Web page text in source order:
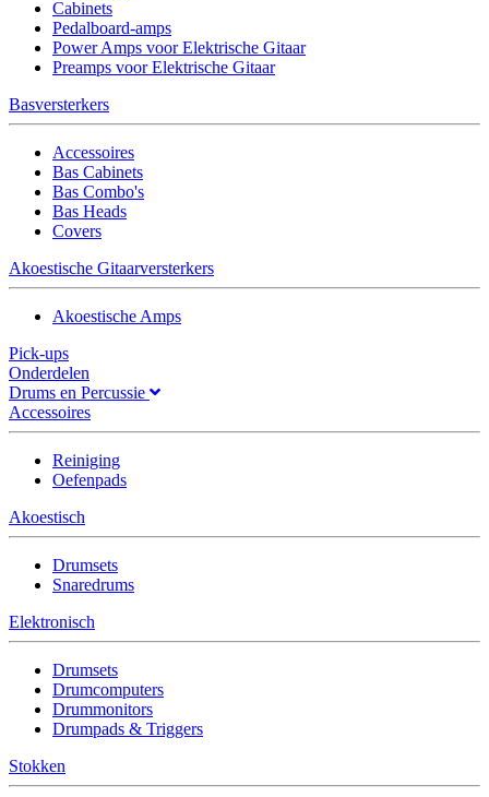
Cabinets
Pedalboard-amps
Power Amps voor Elektrische Gitaar
Preamps voor Elektrische Gitaar
Basversterkers
Accessoires
Bas Cabinets
Bas Combo's
Bas Heads
Covers
Akoestische Gitaarversterkers
Akoestische Amps
Pick-ups
Onderdelen
Drums en Percussie
Accessoires
Reiniging
Oefenpads
Akoestisch
Drumsets
Snaredrums
Elektronisch
Drumsets
Drumcomputers
Drummonitors
Drumpads & Triggers
Stokken